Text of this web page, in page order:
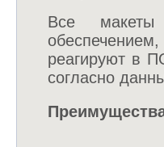
Все макеты
реагируют в
согласно